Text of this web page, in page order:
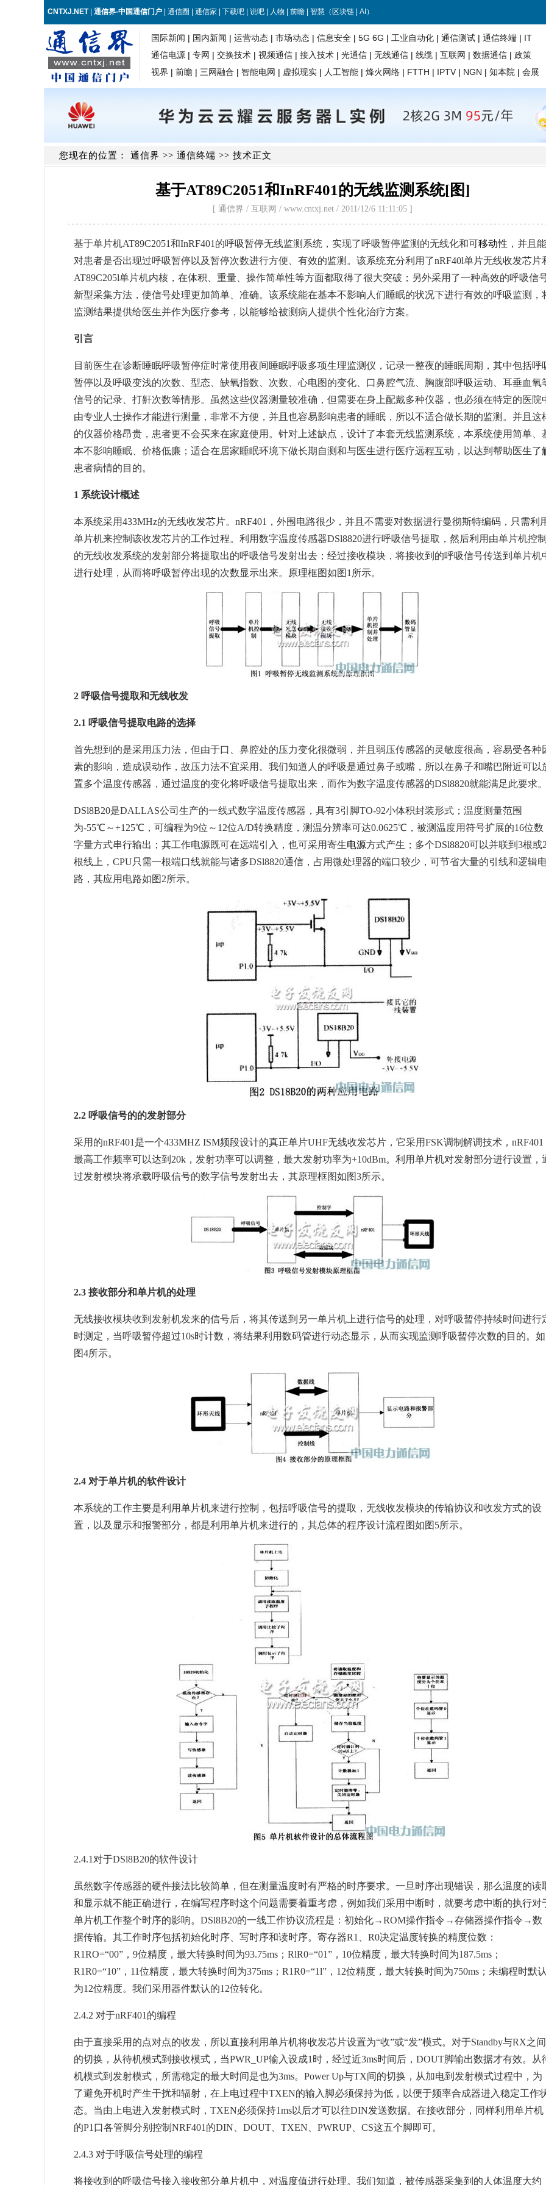
您现在的位置： 通信界 >> 通信终端 >> 技术正文
基于AT89C2051和InRF401的无线监测系统[图]
[ 通信界 / 互联网 / www.cntxj.net / 2011/12/6 11:11:05 ]
基于单片机AT89C2051和InRF401的呼吸暂停无线监测系统，实现了呼吸暂停监测的无线化和可移动性，并且能
对患者是否出现过呼吸暂停以及暂停次数进行方便、有效的监测。该系统充分利用了nRF40l单片无线收发芯片
AT89C205l单片机内核，在体积、重量、操作简单性等方面都取得了很大突破；另外采用了一种高效的呼吸信
新型采集方法，使信号处理更加简单、准确。该系统能在基本不影响人们睡眠的状况下进行有效的呼吸监测，
监测结果提供给医生并作为医疗参考，以能够给被测病人提供个性化治疗方案。
引言
目前医生在诊断睡眠呼吸暂停症时常使用夜间睡眠呼吸多项生理监测仪，记录一整夜的睡眠周期，其中包括呼
暂停以及呼吸变浅的次数、型态、缺氧指数、次数、心电图的变化、口鼻腔气流、胸腹部呼吸运动、耳垂血氧
信号的记录、打鼾次数等情形。虽然这些仪器测量较准确，但需要在身上配戴多种仪器，也必须在特定的医院
由专业人士操作才能进行测量，非常不方便，并且也容易影响患者的睡眠，所以不适合做长期的监测。并且这
的仪器价格昂贵，患者更不会买来在家庭使用。针对上述缺点，设计了本套无线监测系统，本系统使用简单、
本不影响睡眠、价格低廉；适合在居家睡眠环境下做长期自测和与医生进行医疗远程互动，以达到帮助医生了
患者病情的目的。
1 系统设计概述
本系统采用433MHz的无线收发芯片。nRF401，外围电路很少，并且不需要对数据进行曼彻斯特编码，只需利
单片机来控制该收发芯片的工作过程。利用数字温度传感器DSl8820进行呼吸信号提取，然后利用由单片机控
的无线收发系统的发射部分将提取出的呼吸信号发射出去；经过接收模块，将接收到的呼吸信号传送到单片机
进行处理，从而将呼吸暂停出现的次数显示出来。原理框图如图1所示。
2 呼吸信号提取和无线收发
2.1 呼吸信号提取电路的选择
首先想到的是采用压力法，但由于口、鼻腔处的压力变化很微弱，并且弱压传感器的灵敏度很高，容易受各种
素的影响，造成误动作，故压力法不宜采用。我们知道人的呼吸是通过鼻子或嘴，所以在鼻子和嘴巴附近可以
置多个温度传感器，通过温度的变化将呼吸信号提取出来，而作为数字温度传感器的DSl8820就能满足此要求
DSl8B20是DALLAS公司生产的一线式数字温度传感器，具有3引脚TO-92小体积封装形式；温度测量范围
为-55℃～+125℃，可编程为9位～12位A/D转换精度，测温分辨率可达0.0625℃，被测温度用符号扩展的16位数
字量方式串行输出；其工作电源既可在远端引入，也可采用寄生电源方式产生；多个DSl8820可以并联到3根或
根线上，CPU只需一根端口线就能与诸多DSl8820通信，占用微处理器的端口较少，可节省大量的引线和逻辑
路，其应用电路如图2所示。
2.2 呼吸信号的的发射部分
采用的nRF401是一个433MHZ ISM频段设计的真正单片UHF无线收发芯片，它采用FSK调制解调技术，nRF401
最高工作频率可以达到20k，发射功率可以调整，最大发射功率为+10dBm。利用单片机对发射部分进行设置，
过发射模块将承载呼吸信号的数字信号发射出去，其原理框图如图3所示。
2.3 接收部分和单片机的处理
无线接收模块收到发射机发来的信号后，将其传送到另一单片机上进行信号的处理，对呼吸暂停持续时间进行
时测定，当呼吸暂停超过10s时计数，将结果利用数码管进行动态显示，从而实现监测呼吸暂停次数的目的。如
图4所示。
2.4 对于单片机的软件设计
本系统的工作主要是利用单片机来进行控制，包括呼吸信号的提取，无线收发模块的传输协议和收发方式的设
置，以及显示和报警部分，都是利用单片机来进行的，其总体的程序设计流程图如图5所示。
2.4.1对于DSl8B20的软件设计
虽然数字传感器的硬件接法比较简单，但在测量温度时有严格的时序要求。一旦时序出现错误，那么温度的读
和显示就不能正确进行，在编写程序时这个问题需要着重考虑，例如我们采用中断时，就要考虑中断的执行对
单片机工作整个时序的影响。DSl8B20的一线工作协议流程是：初始化→ROM操作指令→存储器操作指令→数
据传输。其工作时序包括初始化时序、写时序和读时序。寄存器R1、R0决定温度转换的精度位数：
R1RO=“00”，9位精度，最大转换时间为93.75ms；RlR0=“01”，10位精度，最大转换时间为187.5ms；
R1R0=“10”，11位精度，最大转换时间为375ms；R1R0=“1l”，12位精度，最大转换时间为750ms；未编程时默
为12位精度。我们采用器件默认的12位转化。
2.4.2 对于nRF401的编程
由于直接采用的点对点的收发，所以直接利用单片机将收发芯片设置为“收”或“发”模式。对于Standby与RX之间
的切换，从待机模式到接收模式，当PWR_UP输入设成1时，经过近3ms时间后，DOUT脚输出数据才有效。从
机模式到发射模式，所需稳定的最大时间是也为3ms。Power Up与TX间的切换，从加电到发射模式过程中，为
了避免开机时产生干扰和辐射，在上电过程中TXEN的输入脚必须保持为低，以便于频率合成器进入稳定工作
态。当由上电进入发射模式时，TXEN必须保持1ms以后才可以往DIN发送数据。在接收部分，同样利用单片机
的P1口各管脚分别控制NRF401的DIN、DOUT、TXEN、PWRUP、CS这五个脚即可。
2.4.3 对于呼吸信号处理的编程
将接收到的呼吸信号接入接收部分单片机中，对温度值进行处理。我们知道，被传感器采集到的人体温度大约